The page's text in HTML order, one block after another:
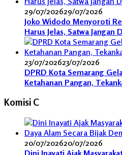
29/07/202629/07/2026
Joko Widodo Menyoroti
Harus Jelas, Satwa Jangan
23/07/202623/07/2026
DPRD Kota Semarang
Ketahanan Pangan,
Komisi C
20/07/202620/07/2026